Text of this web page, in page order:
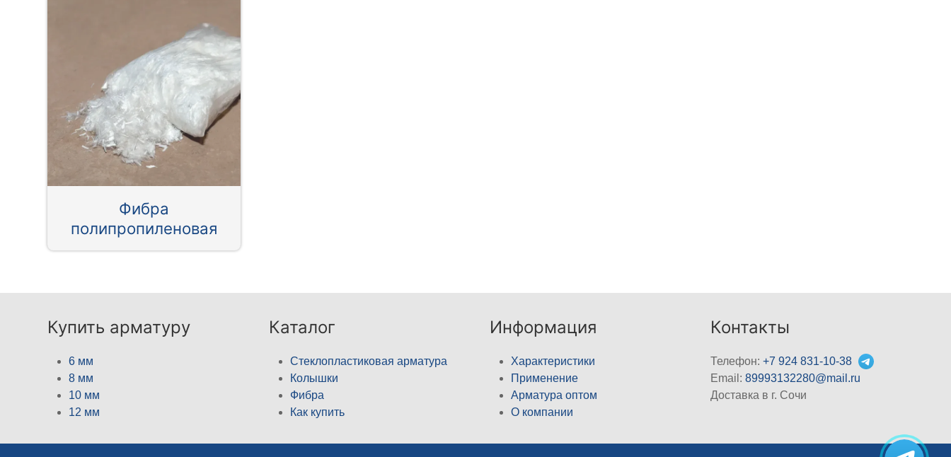
Фибра
полипропиленовая
Купить арматуру
6 мм
8 мм
10 мм
12 мм
Каталог
Стеклопластиковая арматура
Колышки
Фибра
Как купить
Информация
Характеристики
Применение
Арматура оптом
О компании
Контакты
Телефон:+7 924 831-10-38
Email:89993132280@mail.ru
Доставка в г. Сочи